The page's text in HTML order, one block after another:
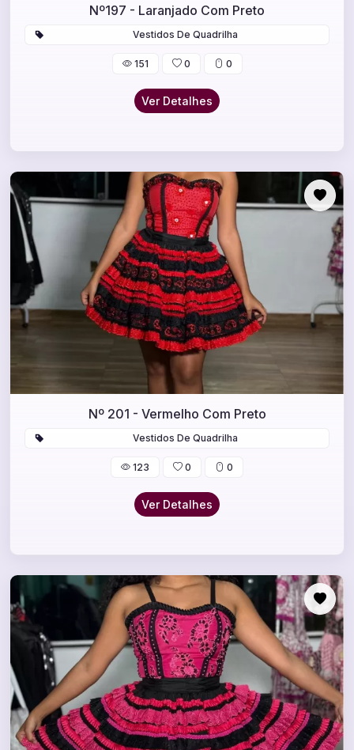
Nº197 - Laranjado Com Preto
Vestidos De Quadrilha
151 0 0
Ver Detalhes
Nº 201 - Vermelho Com Preto
Vestidos De Quadrilha
123 0 0
Ver Detalhes